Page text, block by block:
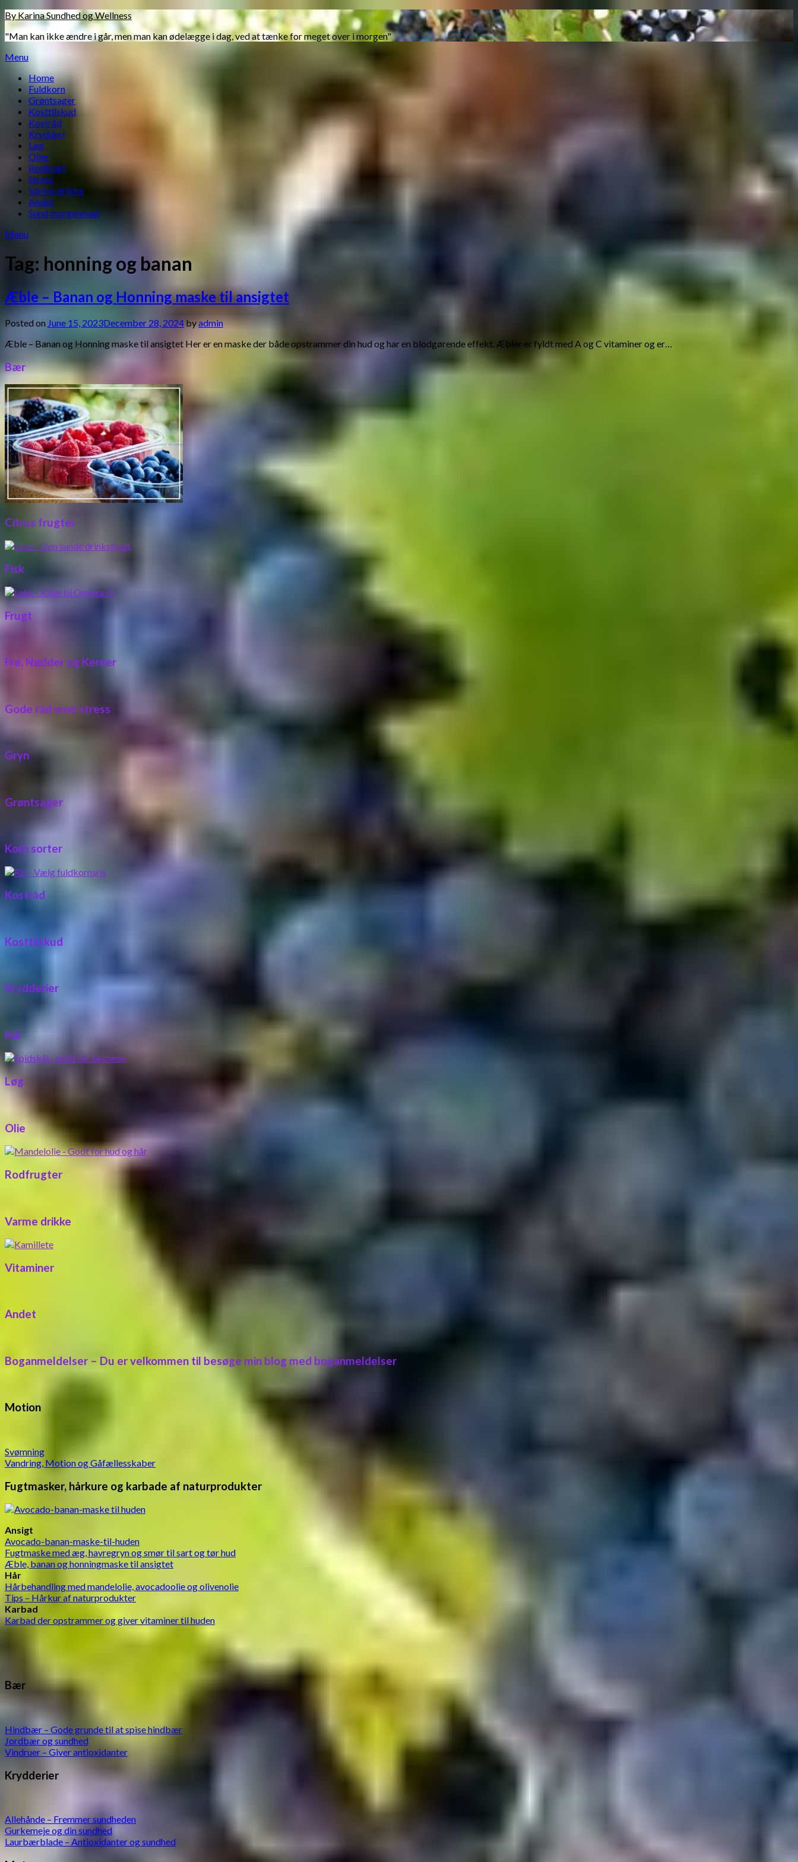
Skip
to
content
By Karina Sundhed og Wellness
"Man kan ikke ændre i går, men man kan ødelægge i dag, ved at tænke for meget over i morgen"
Menu
Home
Fuldkorn
Grøntsager
Kosttilskud
Kostråd
Krydderi
Løg
Olier
Rodfrugt
Stress
Varme drikke
Andet
Sund morgenmad
Menu
Tag: honning og banan
Æble – Banan og Honning maske til ansigtet
Posted on June 15, 2023December 28, 2024 byadmin
Æble – Banan og Honning maske til ansigtet Her er en maske der både opstrammer din hud og har en blodgørende effekt. Æbler er fyldt med A og C vitaminer og er…
Bær
Citrus frugter
Fisk
Frugt
Frø, Nødder og Kerner
Gode råd mod stress
Gryn
Grøntsager
Korn sorter
Kostråd
Kosttilskud
Krydderier
Kål
Løg
Olie
Rodfrugter
Varme drikke
Vitaminer
Andet
Boganmeldelser – Du er velkommen til besøge min blog med boganmeldelser
Motion
Svømning
Vandring, Motion og Gåfællesskaber
Fugtmasker, hårkure og karbade af naturprodukter
Ansigt
Avocado-banan-maske-til-huden
Fugtmaske med æg, havregryn og smør til sart og tør hud
Æble, banan og honningmaske til ansigtet
Hår
Hårbehandling med mandelolie, avocadoolie og olivenolie
Tips – Hårkur af naturprodukter
Karbad
Karbad der opstrammer og giver vitaminer til huden
Bær
Hindbær – Gode grunde til at spise hindbær
Jordbær og sundhed
Vindruer – Giver antioxidanter
Krydderier
Allehånde – Fremmer sundheden
Gurkemeje og din sundhed
Laurbærblade – Antioxidanter og sundhed